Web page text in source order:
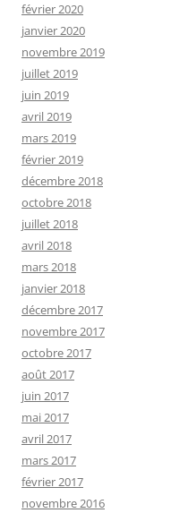
février 2020
janvier 2020
novembre 2019
juillet 2019
juin 2019
avril 2019
mars 2019
février 2019
décembre 2018
octobre 2018
juillet 2018
avril 2018
mars 2018
janvier 2018
décembre 2017
novembre 2017
octobre 2017
août 2017
juin 2017
mai 2017
avril 2017
mars 2017
février 2017
novembre 2016